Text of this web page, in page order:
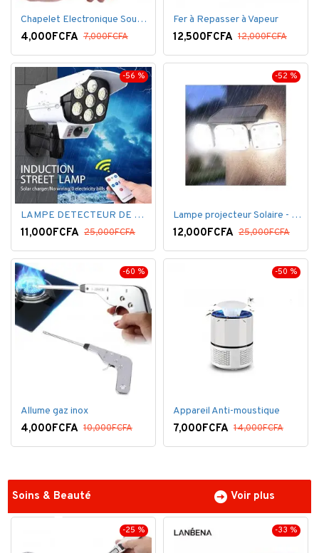
Chapelet Electronique Sous Forme De Bague Tasbih
4,000FCFA 7,000FCFA
Fer à Repasser à Vapeur
12,500FCFA 12,000FCFA
-56 %
LAMPE DETECTEUR DE MOUVEMENT SOLAR SENSOR LIGHT
11,000FCFA 25,000FCFA
-52 %
Lampe projecteur Solaire - Détecteur de mouvement - Intelligente 3 Face
12,000FCFA 25,000FCFA
-60 %
Allume gaz inox
4,000FCFA 10,000FCFA
-50 %
Appareil Anti-moustique
7,000FCFA 14,000FCFA
Soins & Beauté Voir plus
-25 % -33 %